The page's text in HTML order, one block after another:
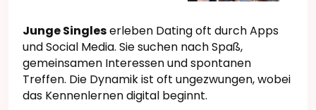
Junge Singleserleben Dating oft durch Apps
und Social Media. Sie suchen nach Spaß,
gemeinsamen Interessen und spontanen
Treffen. Die Dynamik ist oft ungezwungen, wobei
das Kennenlernen digital beginnt.